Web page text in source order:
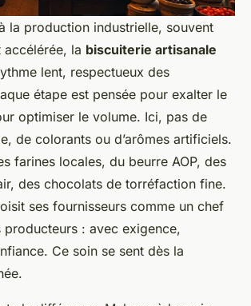
la production industrielle, souvent
accélérée, la biscuiterie artisanale
lent, respectueux des
étape est pensée pour exalter le
optimiser le volume. Ici, pas de
de colorants ou d’arômes artificiels.
farines locales, du beurre AOP, des
des chocolats de torréfaction fine.
ses fournisseurs comme un chef
producteurs : avec exigence,
Ce soin se sent dès la